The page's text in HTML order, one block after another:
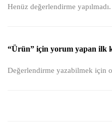
Henüz değerlendirme yapılmadı.
“Ürün” için yorum yapan ilk
Değerlendirme yazabilmek için